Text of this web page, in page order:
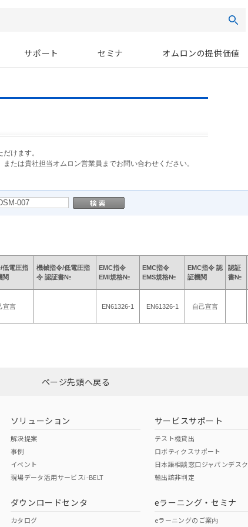
サポート セミナ オムロンの提供価値
けます。
たは貴社担当オムロン営業員までお問い合わせください。
低電圧指
関
機械指令/低電圧指
令 認証書№
EMC指令
EMI規格№
EMC指令
EMS規格№
EMC指令 認
証機関
認証
書№
宣言 EN61326-1 EN61326-1 自己宣言
ページ先頭へ戻る
ソリューション
解決提案
事例
イベント
現場データ活用サービスi-BELT
ダウンロードセンタ
カタログ
サービスサポート
テスト機貸出
ロボティクスサポート
日本語相談窓口ジャパンデスク
輸出該非判定
eラーニング・セミナ
eラーニングのご案内